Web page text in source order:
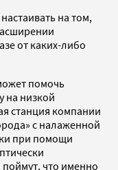
на том,
от каких-либо
помочь
на низкой
станция компании
с налаженной
при помощи
что именно